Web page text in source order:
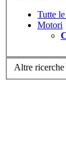
Tutte
Motori
Altre ricerche